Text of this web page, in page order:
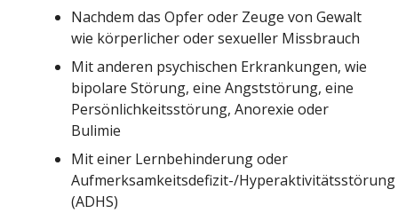
Nachdem das Opfer oder Zeuge von Gewalt
wie körperlicher oder sexueller Missbrauch
Mit anderen psychischen Erkrankungen, wie
bipolare Störung, eine Angststörung, eine
Persönlichkeitsstörung, Anorexie oder
Bulimie
Mit einer Lernbehinderung oder
Aufmerksamkeitsdefizit-/Hyperaktivitätsstörung
(ADHS)